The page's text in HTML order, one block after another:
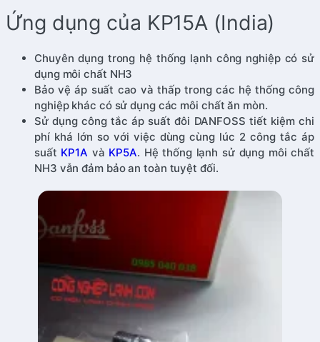
Ứng dụng của KP15A (India)
Chuyên dụng trong hệ thống lạnh công nghiệp có sử
dụng môi chất NH3
Bảo vệ áp suất cao và thấp trong các hệ thống công
nghiệp khác có sử dụng các môi chất ăn mòn.
Sử dụng công tắc áp suất đôi DANFOSS tiết kiệm chi
phí khá lớn so với việc dùng cùng lúc 2 công tắc áp
suất KP1A và KP5A. Hệ thống lạnh sử dụng môi chất
NH3 vẫn đảm bảo an toàn tuyệt đối.